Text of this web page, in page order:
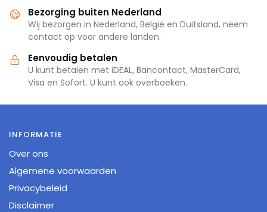
Bezorging buiten Nederland
Wij bezorgen in Nederland, België en Duitsland, neem
contact op voor andere landen.
Eenvoudig betalen
U kunt betalen met iDEAL, Bancontact, MasterCard,
Visa en Sofort. U kunt ook overboeken.
INFORMATIE
Over ons
Algemene voorwaarden
Privacybeleid
Disclaimer